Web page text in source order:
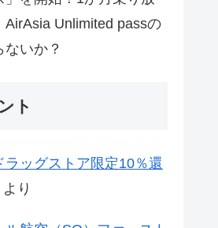
AirAsia Unlimited passの
いか？
ト
ラッグストア限定10％還
より